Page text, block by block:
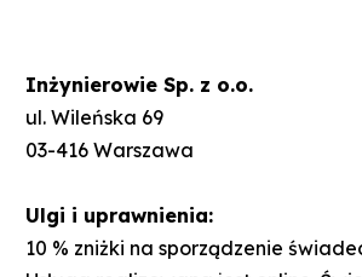
Inżynierowie Sp. z o.o.
ul. Wileńska 69
03-416 Warszawa
Ulgi i uprawnienia:
10 % zniżki na sporządzenie